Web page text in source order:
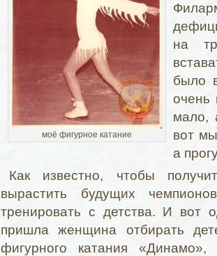
моё фигурное катание
на
было
очень
мало,
вот
а
Как известно, чтобы
вырастить будущих
тренировать с детства. И вот
пришла женщина отбирать
фигурного катания